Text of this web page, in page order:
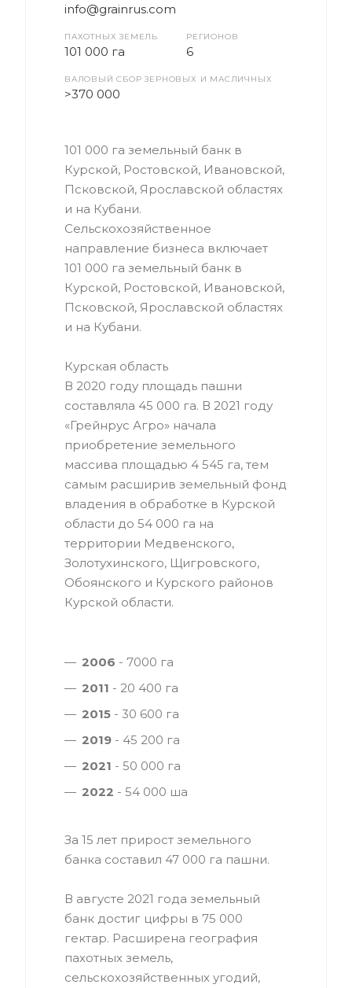
info@grainrus.com
ПАХОТНЫХ ЗЕМЕЛЬ
101 000 га
РЕГИОНОВ
6
ВАЛОВЫЙ СБОР ЗЕРНОВЫХ И МАСЛИЧНЫХ
>370 000
101 000 га земельный банк в
Курской, Ростовской, Ивановской,
Псковской, Ярославской областях
и на Кубани.
Сельскохозяйственное
направление бизнеса включает
101 000 га земельный банк в
Курской, Ростовской, Ивановской,
Псковской, Ярославской областях
и на Кубани.
Курская область
В 2020 году площадь пашни
составляла 45 000 га. В 2021 году
«Грейнрус Агро» начала
приобретение земельного
массива площадью 4 545 га, тем
самым расширив земельный фонд
владения в обработке в Курской
области до 54 000 га на
территории Медвенского,
Золотухинского, Щигровского,
Обоянского и Курского районов
Курской области.
2006 - 7000 га
2011 - 20 400 га
2015 - 30 600 га
2019 - 45 200 га
2021 - 50 000 га
2022 - 54 000 ша
За 15 лет прирост земельного
банка составил 47 000 га пашни.
В августе 2021 года земельный
банк достиг цифры в 75 000
гектар. Расширена география
пахотных земель,
сельскохозяйственных угодий,